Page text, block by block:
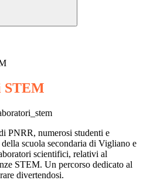
STEM
PNRR, numerosi studenti e
scuola secondaria di Vigliano e
scientifici, relativi al
STEM. Un percorso dedicato al
divertendosi.